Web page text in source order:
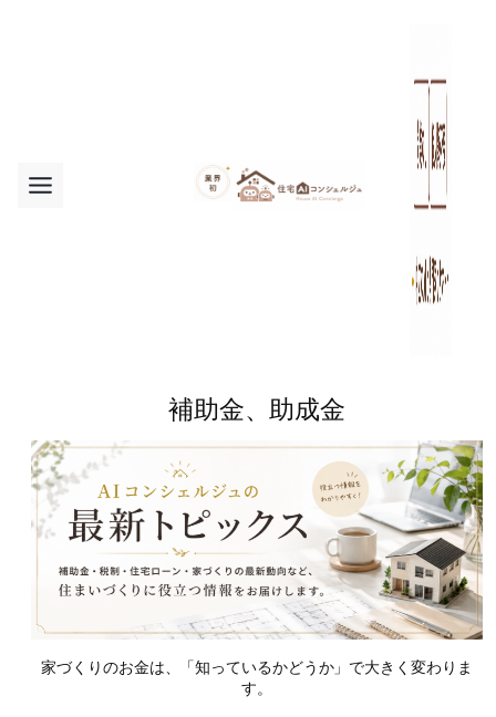
補助金、助成金
家づくりのお金は、「知っているかどうか」で大きく変わりま
す。